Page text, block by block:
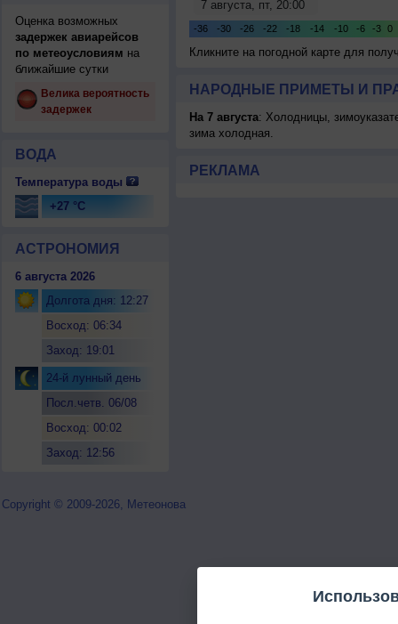
Оценка возможных
задержек авиарейсов
по метеоусловиям на
ближайшие сутки
Велика вероятность
задержек
ВОДА
Температура воды
+27 °C
АСТРОНОМИЯ
6 августа 2026
Долгота дня: 12:27
Восход: 06:34
Заход: 19:01
24-й лунный день
Посл.четв. 06/08
Восход: 00:02
Заход: 12:56
Кликните на погодной карте для
НАРОДНЫЕ ПРИМЕТЫ И
На 7 августа: Холодницы,
зима холодная.
РЕКЛАМА
Copyright © 2009-2026, Метеонова